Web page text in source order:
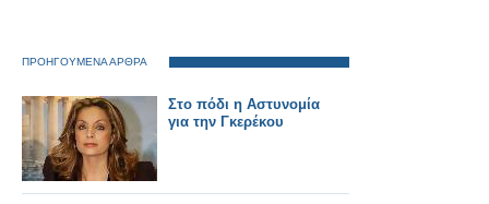
ΠΡΟΗΓΟΥΜΕΝΑ ΑΡΘΡΑ
Στο πόδι η Αστυνομία
για την Γκερέκου